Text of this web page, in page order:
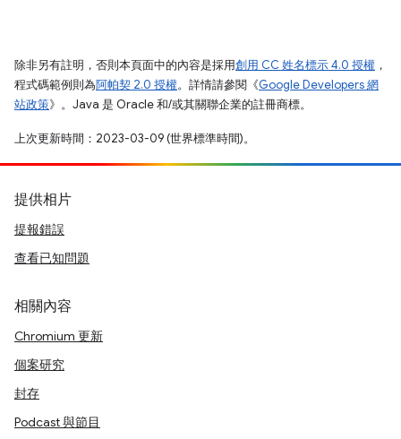
除非另有註明，否則本頁面中的內容是採用創用 CC 姓名標示 4.0 授權 ，
程式碼範例則為阿帕契 2.0 授權。詳情請參閱《Google Developers 網
站政策》。Java 是 Oracle 和/或其關聯企業的註冊商標。
上次更新時間：2023-03-09 (世界標準時間)。
提供相片
提報錯誤
查看已知問題
相關內容
Chromium 更新
個案研究
封存
Podcast 與節目